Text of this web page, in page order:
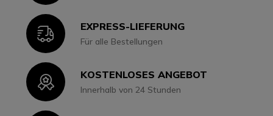
IconEXPRESS-LIEFERUNG
Für alle Bestellungen
IconKOSTENLOSES ANGEBOT
Innerhalb von 24 Stunden